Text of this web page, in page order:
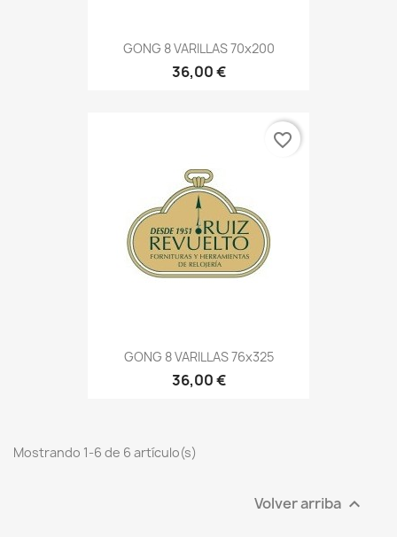
GONG 8 VARILLAS 70x200
36,00 €
GONG 8 VARILLAS 76x325
36,00 €
favorite_border
Mostrando 1-6 de 6 artículo(s)
Volver arriba 